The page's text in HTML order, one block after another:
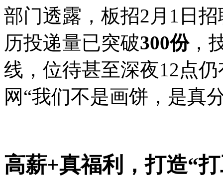
部门透露，板招2月1日
历投递量已突破300份，
线，位待甚至深夜12点
网“我们不是画饼，是真
高薪+真福利，打造“